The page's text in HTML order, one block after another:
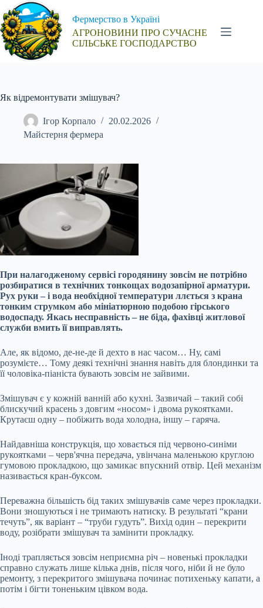
Перейти
до
вмісту
Фермерство в Україні
АГРОНОВИНИ ПРО СУЧАСНЕ
СІЛЬСЬКЕ ГОСПОДАРСТВО
Як відремонтувати змішувач?
Ігор Корпало
20.02.2026
Майстерня фермера
При налагодженому сервісі городянину зовсім не потрібно
розбиратися в технічних тонкощах водозапірної арматури.
Рух руки – і вода необхідної температури ллється з крана
тонким струмком або мініатюрною подобою гірського
водоспаду. Якась несправність – не біда, фахівці житлової
служби вмить її виправлять.
Але, як відомо, де-не-де й дехто в нас часом… Ну, самі
розумієте… Тому деякі технічні знання навіть для блондинки та
її чоловіка-піаніста бувають зовсім не зайвими.
Змішувач є у кожній ванній або кухні. Зазвичай – такий собі
блискучий красень з довгим «носом» і двома рукоятками.
Крутаєш одну – побіжить вода холодна, іншу – гаряча.
Найдавніша конструкція, що ховається під червоно-синіми
рукоятками – черв'ячна передача, увінчана маленькою круглою
гумовою прокладкою, що замикає впускний отвір. Цей механізм
називається кран-буксом.
Переважна більшість бід таких змішувачів саме через прокладки.
Вони зношуються і не тримають натиску. В результаті “крани
течуть”, як варіант – “труби гудуть”. Вихід один – перекрити
воду, розібрати змішувач та замінити прокладку.
Іноді трапляється зовсім неприємна річ – новенькі прокладки
справно служать лише кілька днів, після чого, ніби й не було
ремонту, з перекритого змішувача починає потихеньку капати, а
потім і бігти тоненьким цівком вода.